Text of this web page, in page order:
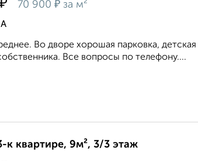
₽ 70 900 ₽ за м²
Во дворе хорошая парковка,
Все вопросы по телефону....
к квартире, 9м², 3/3 этаж